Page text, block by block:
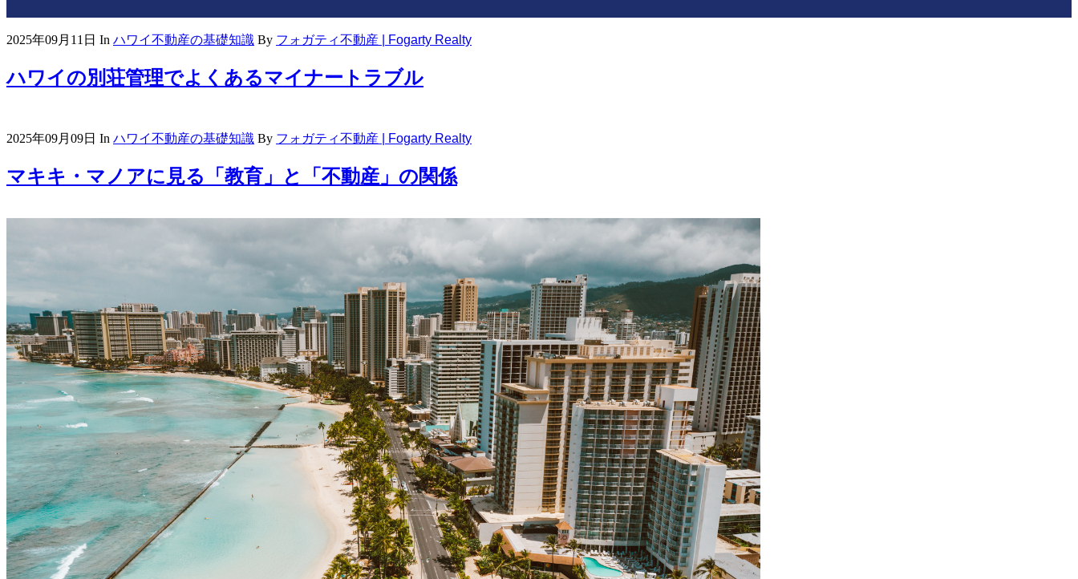
2025年09月11日 In ハワイ不動産の基礎知識 By フォガティ不動産 | Fogarty Realty
ハワイの別荘管理でよくあるマイナートラブル
2025年09月09日 In ハワイ不動産の基礎知識 By フォガティ不動産 | Fogarty Realty
マキキ・マノアに見る「教育」と「不動産」の関係